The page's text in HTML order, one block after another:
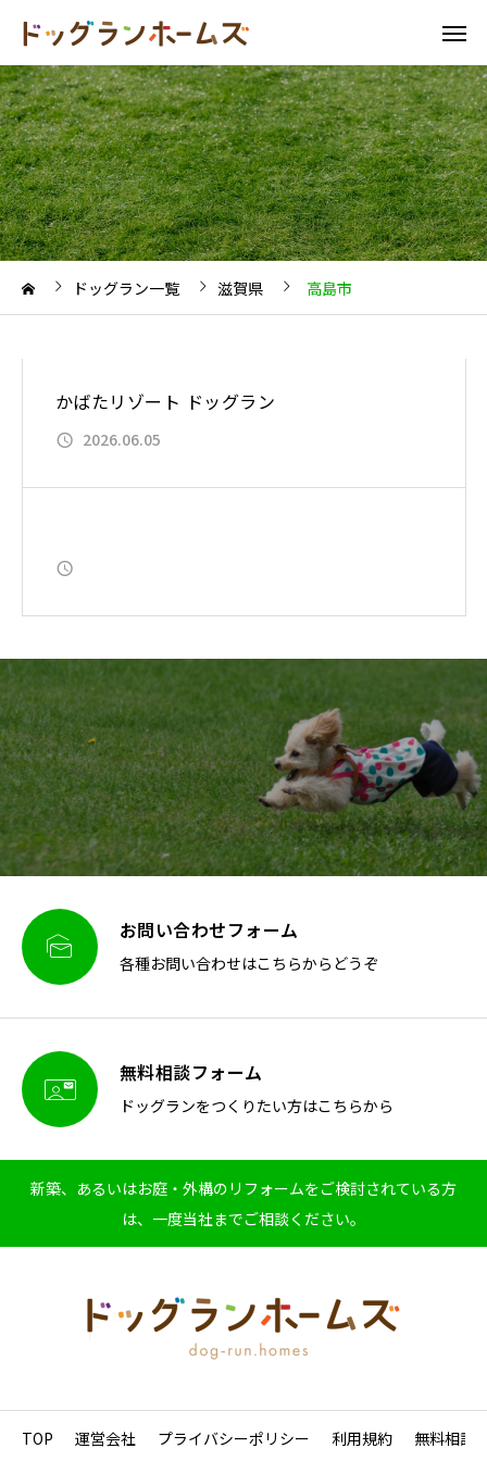
ドッグラン一覧 滋賀県 高島市
かばたリゾート ドッグラン
2026.06.05
 お問い合わせフォーム
各種お問い合わせはこちらからどうぞ
 無料相談フォーム
ドッグランをつくりたい方はこちらから
新築、あるいはお庭・外構のリフォームをご検討されている方
は、一度当社までご相談ください。
TOP 運営会社 プライバシーポリシー 利用規約 無料相談